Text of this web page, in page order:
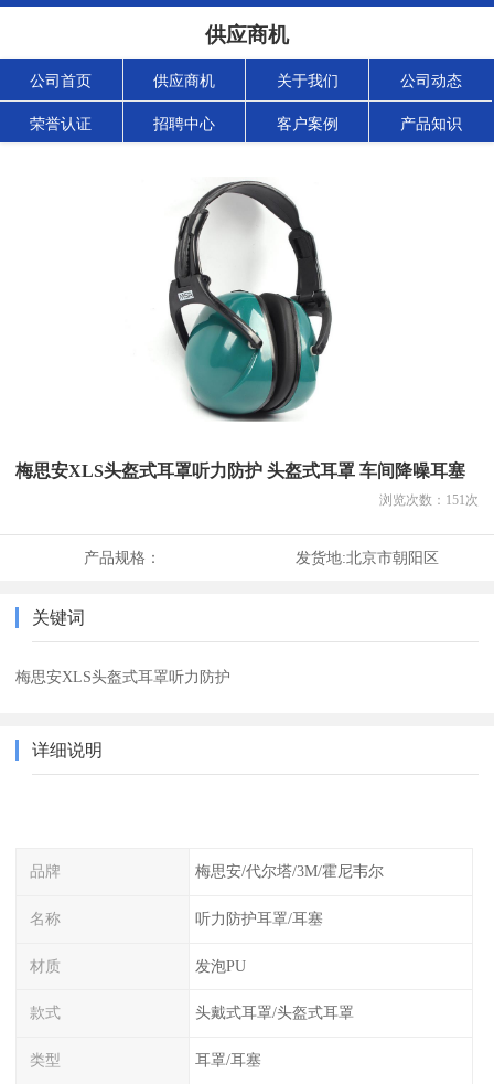
供应商机
公司首页 供应商机 关于我们 公司动态
荣誉认证 招聘中心 客户案例 产品知识
梅思安XLS头盔式耳罩听力防护 头盔式耳罩 车间降噪耳塞
浏览次数： 151次
产品规格： 发货地:北京市朝阳区
关键词
梅思安XLS头盔式耳罩听力防护
详细说明
品牌 梅思安/代尔塔/3M/霍尼韦尔
名称 听力防护耳罩/耳塞
材质 发泡PU
款式 头戴式耳罩/头盔式耳罩
类型 耳罩/耳塞